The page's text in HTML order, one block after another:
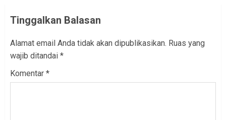
Tinggalkan Balasan
Alamat email Anda tidak akan dipublikasikan. Ruas yang
wajib ditandai *
Komentar *